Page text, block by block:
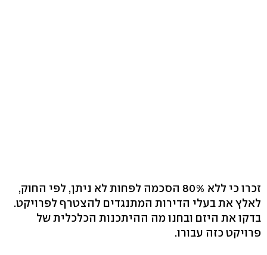
זכרו כי ללא 80% הסכמה לפחות לא ניתן, לפי החוק,
לאלץ את בעלי הדירות המתנגדים להצטרף לפרויקט.
בדקו את היזם ובחנו מה ההיתכנות הכלכלית של
פרויקט כזה עבורו.